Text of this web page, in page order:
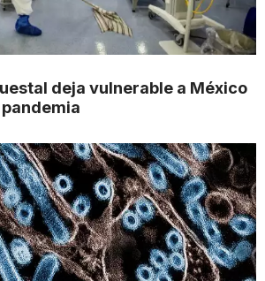
deja vulnerable a México